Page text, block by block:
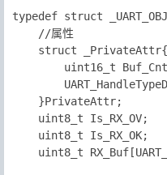
typedef struct